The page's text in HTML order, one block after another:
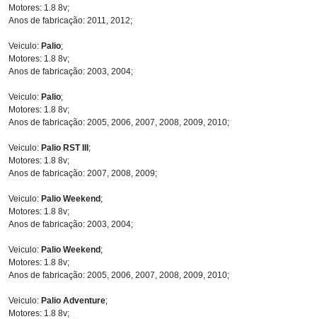
Motores: 1.8 8v;
Anos de fabricação: 2011, 2012;
Veiculo: Palio;
Motores: 1.8 8v;
Anos de fabricação: 2003, 2004;
Veiculo: Palio;
Motores: 1.8 8v;
Anos de fabricação: 2005, 2006, 2007, 2008, 2009, 2010;
Veiculo: Palio RST III;
Motores: 1.8 8v;
Anos de fabricação: 2007, 2008, 2009;
Veiculo: Palio Weekend;
Motores: 1.8 8v;
Anos de fabricação: 2003, 2004;
Veiculo: Palio Weekend;
Motores: 1.8 8v;
Anos de fabricação: 2005, 2006, 2007, 2008, 2009, 2010;
Veiculo: Palio Adventure;
Motores: 1.8 8v;